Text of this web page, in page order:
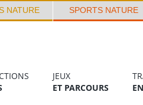
NATURE SPORTS NATURE
JEUX
ET PARCOURS